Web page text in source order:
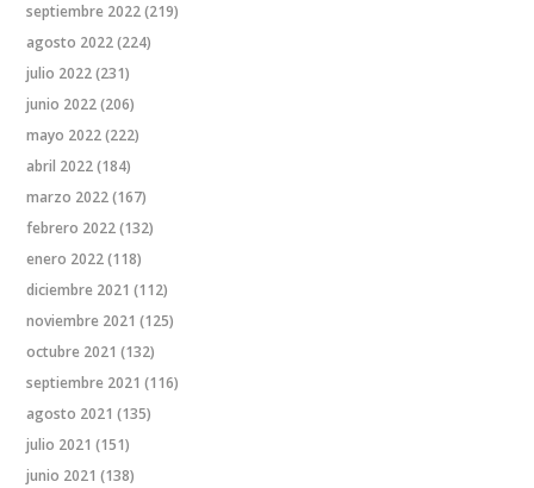
septiembre 2022(219)
agosto 2022(224)
julio 2022(231)
junio 2022(206)
mayo 2022(222)
abril 2022(184)
marzo 2022(167)
febrero 2022(132)
enero 2022(118)
diciembre 2021 (112)
noviembre 2021 (125)
octubre 2021 (132)
septiembre 2021 (116)
agosto 2021 (135)
julio 2021 (151)
junio 2021 (138)